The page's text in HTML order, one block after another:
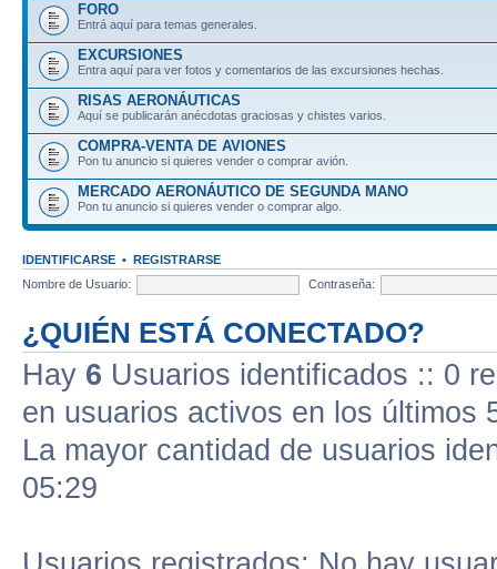
FORO
Entrá aquí para temas generales.
EXCURSIONES
Entra aquí para ver fotos y comentarios de las excursiones hechas.
RISAS AERONÁUTICAS
Aquí se publicarán anécdotas graciosas y chistes varios.
COMPRA-VENTA DE AVIONES
Pon tu anuncio si quieres vender o comprar avión.
MERCADO AERONÁUTICO DE SEGUNDA MANO
Pon tu anuncio si quieres vender o comprar algo.
IDENTIFICARSE • REGISTRARSE
Nombre de Usuario:
Contraseña:
¿QUIÉN ESTÁ CONECTADO?
Hay 6 Usuarios identificados :: 0
en usuarios activos en los últimos
La mayor cantidad de usuarios
05:29